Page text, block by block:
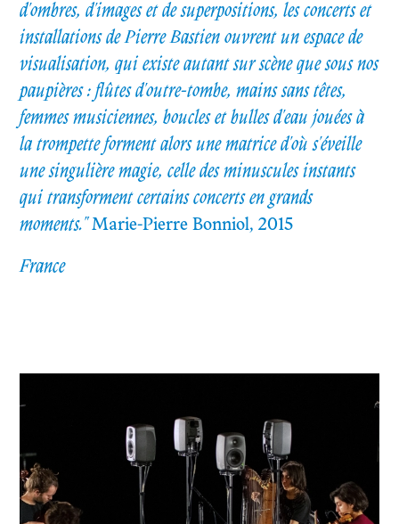
d'ombres, d'images et de superpositions, les concerts et
installations de Pierre Bastien ouvrent un espace de
visualisation, qui existe autant sur scène que sous nos
paupières : flûtes d'outre-tombe, mains sans têtes,
femmes musiciennes, boucles et bulles d'eau jouées à
la trompette forment alors une matrice d'où s'éveille
une singulière magie, celle des minuscules instants
qui transforment certains concerts en grands
moments."Marie-Pierre Bonniol, 2015
France